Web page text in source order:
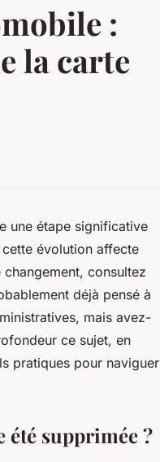
:
la carte
une étape significative
évolution affecte
consultez
déjà pensé à
mais avez-
ce sujet, en
pratiques pour naviguer
été supprimée ?